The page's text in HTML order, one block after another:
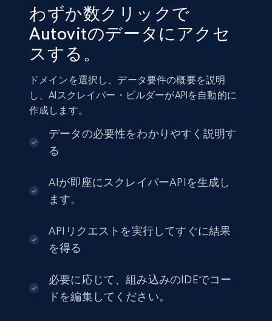
わずか数クリックで
Autovitのデータにアクセ
スする。
ドメインを選択し、データ要件の概要を説明
し、AIスクレイパー・ビルダーがAPIを自動的に
作成します。
データの必要性をわかりやすく説明す
る
AIが即座にスクレイパーAPIを生成し
ます。
APIリクエストを実行してすぐに結果
を得る
必要に応じて、組み込みのIDEでコー
ドを編集してください。